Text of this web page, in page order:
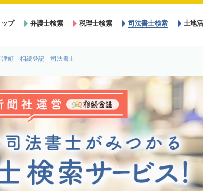
プ 弁護士検索 税理士検索 司法書士検索 土地
津町 相続登記 司法書士